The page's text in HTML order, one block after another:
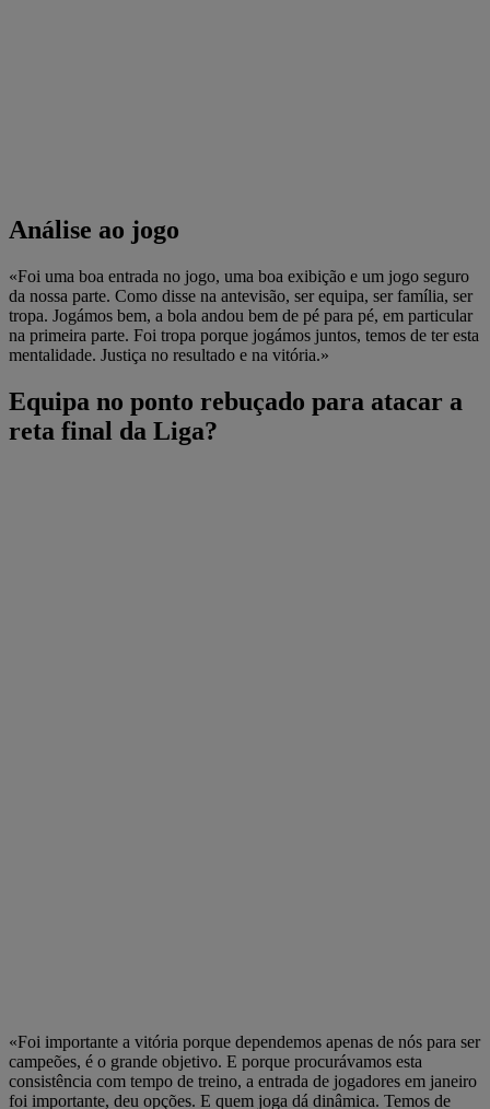
Análise ao jogo
«Foi uma boa entrada no jogo, uma boa exibição e um jogo seguro
da nossa parte. Como disse na antevisão, ser equipa, ser família, ser
tropa. Jogámos bem, a bola andou bem de pé para pé, em particular
na primeira parte. Foi tropa porque jogámos juntos, temos de ter esta
mentalidade. Justiça no resultado e na vitória.»
Equipa no ponto rebuçado para atacar a
reta final da Liga?
«Foi importante a vitória porque dependemos apenas de nós para ser
campeões, é o grande objetivo. E porque procurávamos esta
consistência com tempo de treino, a entrada de jogadores em janeiro
foi importante, deu opções. E quem joga dá dinâmica. Temos de